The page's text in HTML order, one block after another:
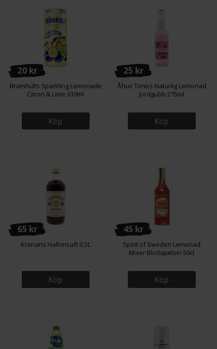
20 kr
Brämhults Sparkling Lemonade
Citron & Lime 330ml
Köp
25 kr
Åhus Tonics Naturlig Lemonad
Jordgubb 275ml
Köp
65 kr
Kronans Hallonsaft 0,5L
Köp
45 kr
Spirit of Sweden Lemonad
Mixer Blodapelsin 50cl
Köp